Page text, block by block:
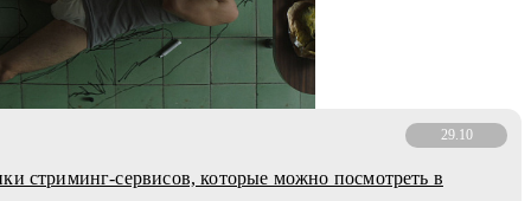
29.10
стриминг-сервисов, которые можно посмотреть в